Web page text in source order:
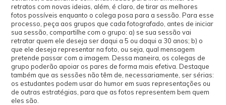
retratos com novas ideias, além, é claro, de tirar as melhores
fotos possíveis enquanto o colega posa para a sessão. Para esse
processo, peça aos grupos que cada fotografado, antes de iniciar
sua sessão, compartilhe com o grupo: a) se sua sessão vai
retratar quem ele deseja ser daqui a 5 ou daqui a 30 anos; b) o
que ele deseja representar na foto, ou seja, qual mensagem
pretende passar com a imagem. Dessa maneira, os colegas de
grupo poderão apoiar os pares de forma mais efetiva. Destaque
também que as sessões não têm de, necessariamente, ser sérias:
os estudantes podem usar do humor em suas representações ou
de outras estratégias, para que as fotos representem bem quem
eles são.